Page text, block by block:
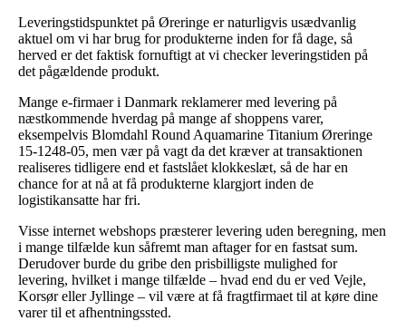
Leveringstidspunktet på Øreringe er naturligvis usædvanlig
aktuel om vi har brug for produkterne inden for få dage, så
herved er det faktisk fornuftigt at vi checker leveringstiden på
det pågældende produkt.
Mange e-firmaer i Danmark reklamerer med levering på
næstkommende hverdag på mange af shoppens varer,
eksempelvis Blomdahl Round Aquamarine Titanium Øreringe
15-1248-05, men vær på vagt da det kræver at transaktionen
realiseres tidligere end et fastslået klokkeslæt, så de har en
chance for at nå at få produkterne klargjort inden de
logistikansatte har fri.
Visse internet webshops præsterer levering uden beregning, men
i mange tilfælde kun såfremt man aftager for en fastsat sum.
Derudover burde du gribe den prisbilligste mulighed for
levering, hvilket i mange tilfælde – hvad end du er ved Vejle,
Korsør eller Jyllinge – vil være at få fragtfirmaet til at køre dine
varer til et afhentningssted.